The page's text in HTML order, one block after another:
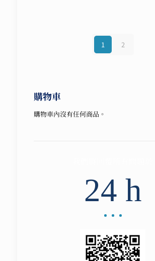
1 2
購物車
購物車內沒有任何商品。
24 h